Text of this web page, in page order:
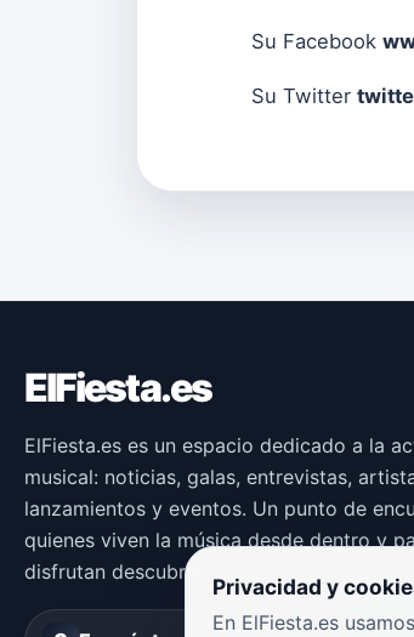
Su Facebook
Su Twitter
ElFiesta.es
ElFiesta.es es un espacio dedicado a la
musical: noticias, galas, entrevistas,
lanzamientos y eventos. Un punto de
quienes viven la música desde dentro y
disfrutan descubriendo nuevas propuestas.
Privacidad y
En ElFiesta.es